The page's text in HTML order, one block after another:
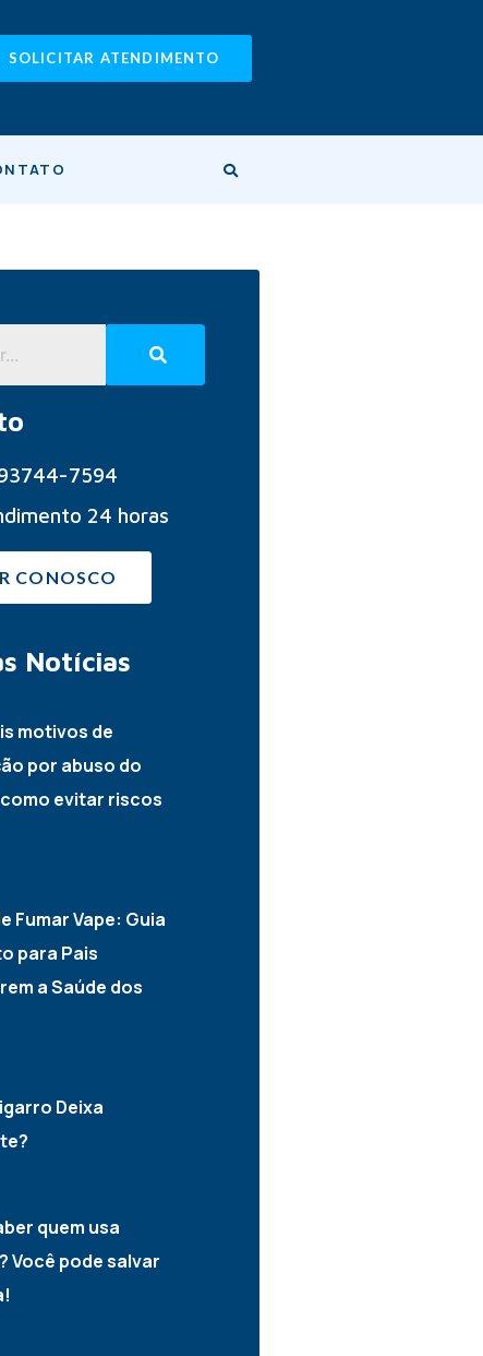
SOLICITAR ATENDIMENTO
7594
24 horas
CONOSCO
Notícias
motivos de
por abuso do
evitar riscos
Fumar Vape: Guia
para Pais
a Saúde dos
Deixa
quem usa
Você pode salvar